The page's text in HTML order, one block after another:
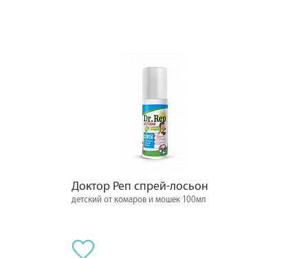
Доктор Реп спрей-лосьон
детский от комаров и мошек 100мл